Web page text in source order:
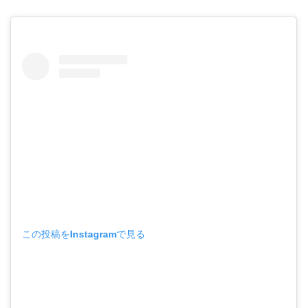
この投稿をInstagramで見る